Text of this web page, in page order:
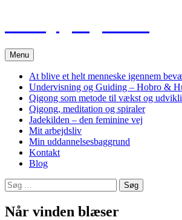
Menu
At blive et helt menneske igennem
Undervisning og Guiding – Hobro &
Qigong som metode til vækst og
Qigong, meditation og spiraler
Jadekilden – den feminine vej
Mit arbejdsliv
Min uddannelsesbaggrund
Kontakt
Blog
Søg
efter:
Når vinden blæser